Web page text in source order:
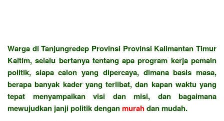
Warga di Tanjungredep Provinsi Provinsi Kalimantan Timur
Kaltim, selalu bertanya tentang apa program kerja pemain
politik, siapa calon yang dipercaya, dimana basis masa,
berapa banyak kader yang terlibat, dan kapan waktu yang
tepat menyampaikan visi dan misi, dan bagaimana
mewujudkan janji politik denganmurahdan mudah.